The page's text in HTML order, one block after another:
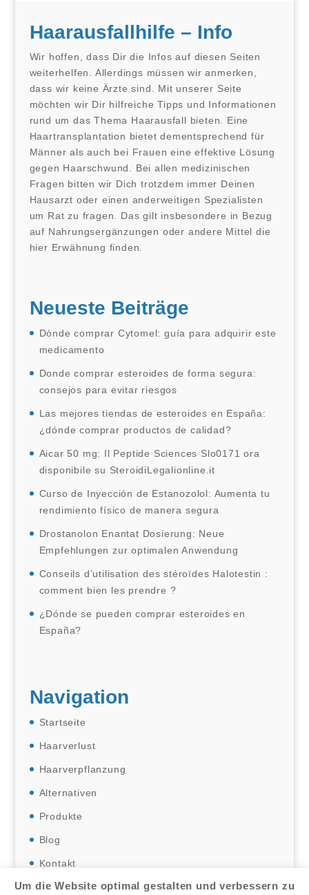
Haarausfallhilfe – Info
Wir hoffen, dass Dir die Infos auf diesen Seiten
weiterhelfen. Allerdings müssen wir anmerken,
dass wir keine Ärzte sind. Mit unserer Seite
möchten wir Dir hilfreiche Tipps und Informationen
rund um das Thema Haarausfall bieten. Eine
Haartransplantation bietet dementsprechend für
Männer als auch bei Frauen eine effektive Lösung
gegen Haarschwund. Bei allen medizinischen
Fragen bitten wir Dich trotzdem immer Deinen
Hausarzt oder einen anderweitigen Spezialisten
um Rat zu fragen. Das gilt insbesondere in Bezug
auf Nahrungsergänzungen oder andere Mittel die
hier Erwähnung finden.
Neueste Beiträge
Dónde comprar Cytomel: guía para adquirir este
medicamento
Donde comprar esteroides de forma segura:
consejos para evitar riesgos
Las mejores tiendas de esteroides en España:
¿dónde comprar productos de calidad?
Aicar 50 mg: Il Peptide Sciences Slo0171 ora
disponibile su SteroidiLegalionline.it
Curso de Inyección de Estanozolol: Aumenta tu
rendimiento físico de manera segura
Drostanolon Enantat Dosierung: Neue
Empfehlungen zur optimalen Anwendung
Conseils d’utilisation des stéroïdes Halotestin :
comment bien les prendre ?
¿Dónde se pueden comprar esteroides en
España?
Navigation
Startseite
Haarverlust
Haarverpflanzung
Alternativen
Produkte
Blog
Kontakt
Um die Website optimal gestalten und verbessern zu